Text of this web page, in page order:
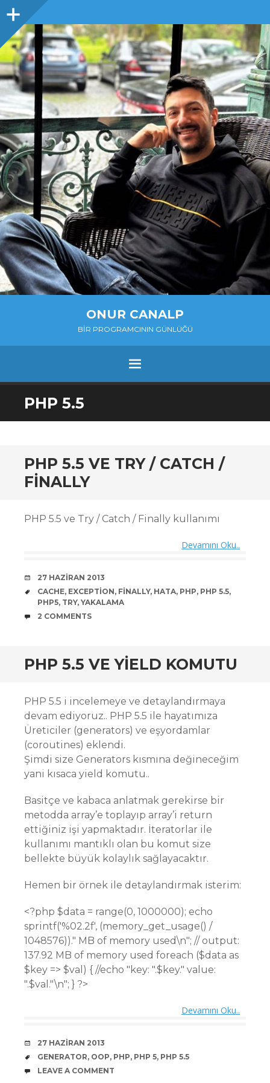
Sidebar
ONUR CANALP
BIR PROGRAMCININ GÜNLÜĞÜ
MENU
SKIP
TO
PHP 5.5
PHP 5.5 VE TRY / CATCH /
FINALLY
PHP 5.5 ve Try / Catch / Finally kullanımı
Devamını Oku..
DATE
27 HAZIRAN 2013
TAGS
CACHE, EXCEPTION, FINALLY, HATA, PHP, PHP 5.5,
PHP5, TRY, YAKALAMA
COMMENTS
2 COMMENTS
PHP 5.5 VE YIELD KOMUTU
PHP 5.5 i incelemeye ve detaylandırmaya
devam ediyoruz.. PHP 5.5 ile hayatımıza
Üreticiler (generators) ve eşyordamlar
(coroutines) eklendi.
Şimdi size Generators kısmına değineceğim
yani kısaca yield komutu..
Basitçe ve kabaca anlatmak gerekirse bir
metodda array’e toplayıp array’i return
ettiğiniz işi yapmaktadır. İteratorlar ile
kullanımı mantıklı olan bu komut size
bellekte büyük kolaylık sağlayacaktır.
Hemen bir örnek ile detaylandırmak isterim:
<?php $data = range(0, 1000000); echo
sprintf('%02.2f', (memory_get_usage() /
1048576))." MB of memory used\n"; // output:
137.92 MB of memory used foreach ($data as
$key => $val) { //echo "key: ".$key." value:
".$val."\n"; } ?>
Devamını Oku..
DATE
27 HAZIRAN 2013
TAGS
GENERATOR, OOP, PHP, PHP 5, PHP 5.5
COMMENTS
LEAVE A COMMENT